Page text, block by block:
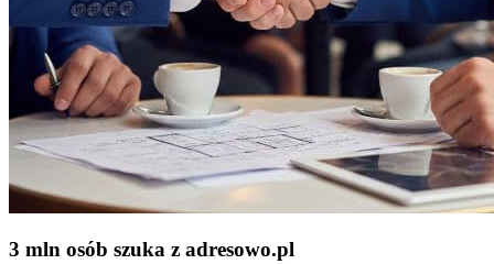
3 mln osób szuka z adresowo.pl